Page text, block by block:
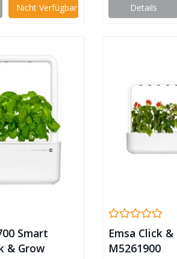
Nicht Verfügbar Details
Smart
& Grow
Emsa Click &
M5261900